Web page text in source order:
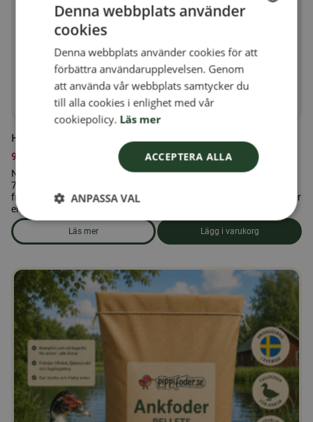
Honung 700 gr. Öxnevåls Gård AB
99,00
Njut av den äkta smaken av svensk honung i en generös burk om
700 gram. Denna honung är framtagen av bin som samlar nektar
från svenska blomsterängar, skogar och odlingslandskap, vilket ger
en naturligt rik och välbalanserad smak.
Läs mer
om produkten Honung 700 gr. Öxnevåls Gård AB
Lägg i varukorg
FINNISH
DANISH
Denna webbplats använder
cookies
Denna webbplats använder cookies för att
förbättra användarupplevelsen. Genom
att använda vår webbplats samtycker du
till alla cookies i enlighet med vår
cookiepolicy. Läs mer
ACCEPTERA ALLA
ANPASSA VAL